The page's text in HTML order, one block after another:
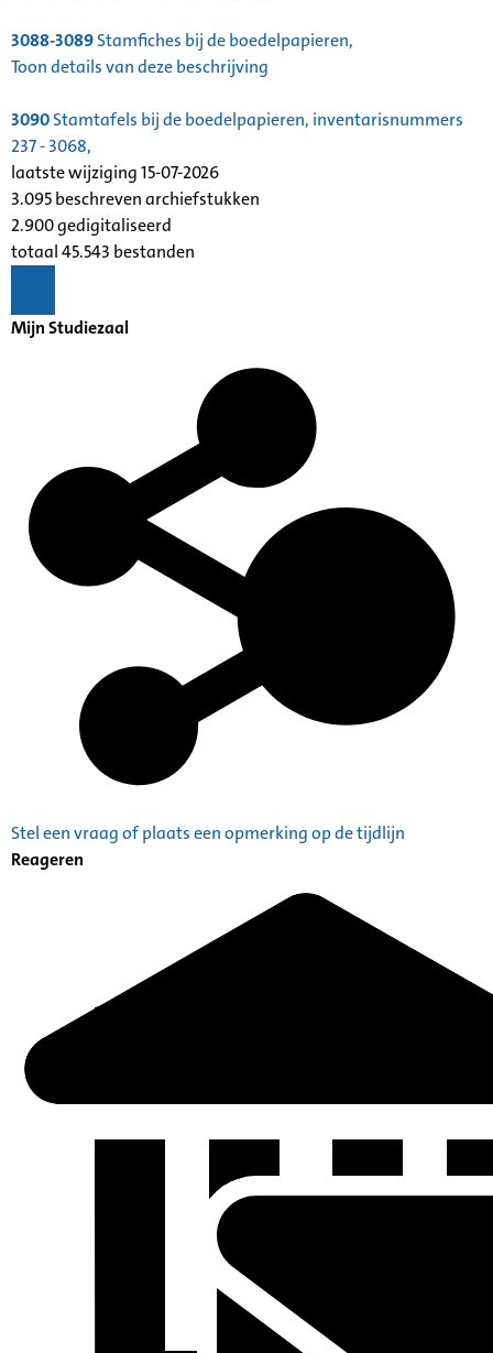
3088-3089Stamfiches bij de boedelpapieren,
Toon details van deze beschrijving
3090Stamtafels bij de boedelpapieren, inventarisnummers
237 - 3068,
laatste wijziging 15-07-2026
3.095 beschreven archiefstukken
2.900 gedigitaliseerd
totaal 45.543 bestanden
Mijn Studiezaal
Stel een vraag of plaats een opmerking op de tijdlijn
Reageren